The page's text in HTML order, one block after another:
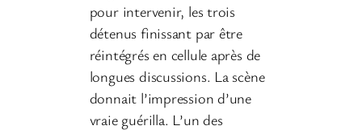
pour intervenir, les trois
détenus finissant par être
réintégrés en cellule après de
longues discussions. La scène
donnait l’impression d’une
vraie guérilla. L’un des